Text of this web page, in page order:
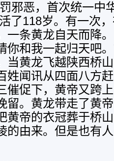
邪恶，首次统一中
了118岁。有一次
一条黄龙自天而降
你和我一起归天吧
当黄龙飞越陕西桥
姓闻讯从四面八方
催促下，黄帝又跨
留。黄龙带走了黄
黄帝的衣冠葬于桥
的由来。但是也有